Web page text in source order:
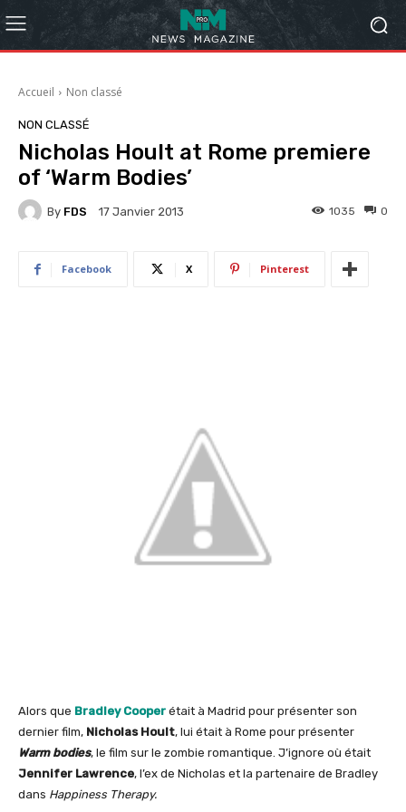
Accueil Non classé
NON CLASSÉ
Nicholas Hoult at Rome premiere
of ‘Warm Bodies’
By FDS 17 Janvier 2013 0
1035
Facebook X Pinterest
Alors que Bradley Cooper était à Madrid pour présenter son
dernier film, Nicholas Hoult, lui était à Rome pour présenter
Warm bodies, le film sur le zombie romantique. J’ignore où était
Jennifer Lawrence, l’ex de Nicholas et la partenaire de Bradley
dans Happiness Therapy.